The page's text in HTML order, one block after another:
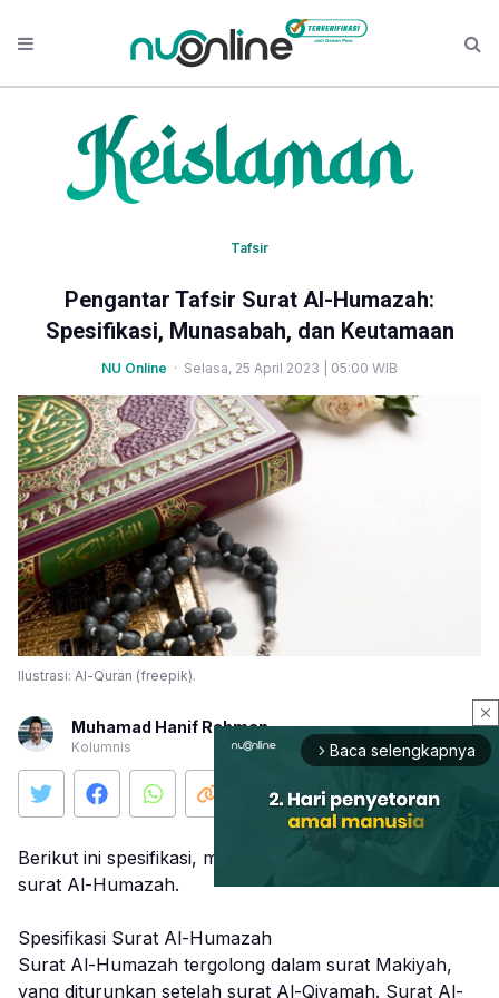
Tafsir
Pengantar Tafsir Surat Al-Humazah:
Spesifikasi, Munasabah, dan​​​​​​ Keutamaan
NU Online · Selasa, 25 April 2023 | 05:00 WIB
Ilustrasi: Al-Quran (freepik).
Muhamad Hanif Rahman
Kolumnis
Berikut ini spesifikasi, munasabah, dan​​​​​​ keutamaan
surat Al-Humazah.
Spesifikasi Surat Al-Humazah
Surat Al-Humazah tergolong dalam surat Makiyah,
yan​​​​​​g diturunkan setelah surat Al-Qiyamah. Surat Al-
close
arrow_forward_ios Baca selengkapnya